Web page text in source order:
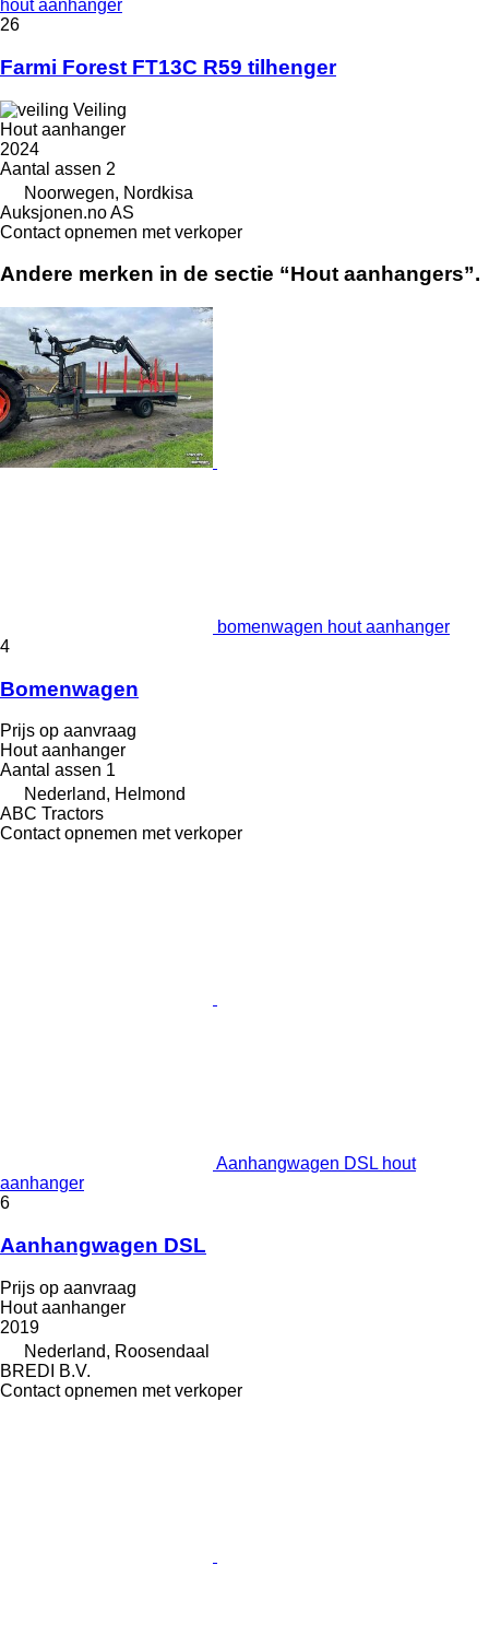
hout aanhanger
26
Farmi Forest FT13C R59 tilhenger
Veiling
Hout aanhanger
2024
Aantal assen 2
Noorwegen, Nordkisa
Auksjonen.no AS
Contact opnemen met verkoper
Andere merken in de sectie “Hout aanhangers”.
bomenwagen hout aanhanger
4
Bomenwagen
Prijs op aanvraag
Hout aanhanger
Aantal assen 1
Nederland, Helmond
ABC Tractors
Contact opnemen met verkoper
Aanhangwagen DSL hout
aanhanger
6
Aanhangwagen DSL
Prijs op aanvraag
Hout aanhanger
2019
Nederland, Roosendaal
BREDI B.V.
Contact opnemen met verkoper